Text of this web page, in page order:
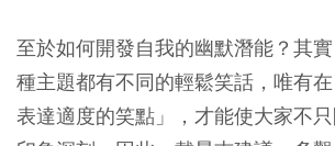
至於如何開發自我的幽默潛能？其
種主題都有不同的輕鬆笑話，唯有
表達適度的笑點」，才能使大家不